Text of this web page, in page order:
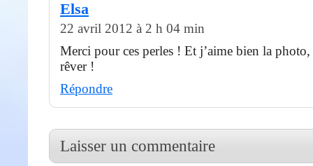
Elsa
22 avril 2012 à 2 h 04 min
Merci pour ces perles ! Et j’aime bien la
rêver !
Répondre
Laisser un commentaire